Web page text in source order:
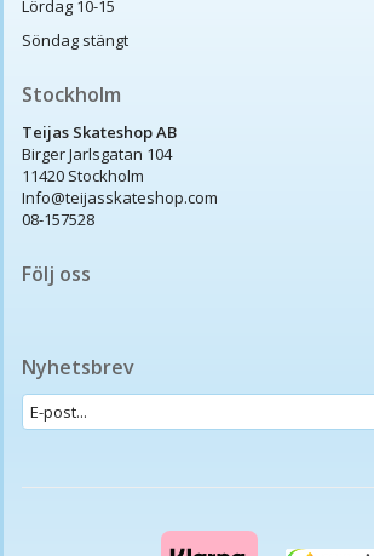
Lördag 10-15
Söndag stängt
Stockholm
Teijas Skateshop AB
Birger Jarlsgatan 104
11420 Stockholm
Info@teijasskateshop.com
08-157528
Följ oss
Nyhetsbrev